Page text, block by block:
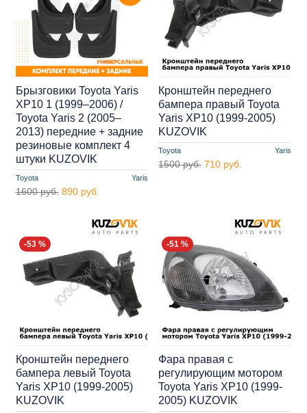
Toyota Yaris
Брызговики Toyota Yaris
XP10 1 (1999–2006) /
Toyota Yaris 2 (2005–
2013) передние + задние
резиновые комплект 4
штуки KUZOVIK
1600 руб. 890 руб.
Toyota Yaris
Кронштейн переднего
бампера правый Toyota
Yaris XP10 (1999-2005)
KUZOVIK
1500 руб. 710 руб.
-53 %
Кронштейн переднего
бампера левый Toyota
Yaris XP10 (1999-2005)
KUZOVIK
-51 %
Фара правая с
регулирующим мотором
Toyota Yaris XP10 (1999-
2005) KUZOVIK